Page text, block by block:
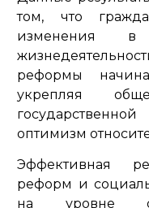
том, что
изменения
реформы
укрепляя
оптимизм
Эффективная
реформ и
на уровне